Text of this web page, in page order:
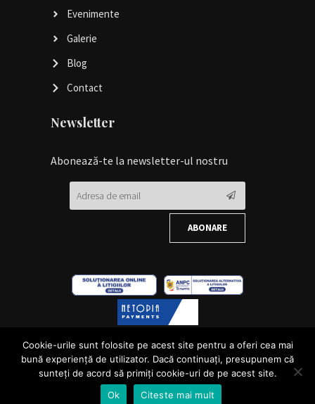
Evenimente
Galerie
Blog
Contact
Newsletter
Abonează-te la newsletter-ul nostru
Cookie-urile sunt folosite pe acest site pentru a oferi cea mai
bună experiență de utilizator. Dacă continuați, presupunem că
sunteți de acord să primiți cookie-uri de pe acest site.
Ok
Citeste mai mult